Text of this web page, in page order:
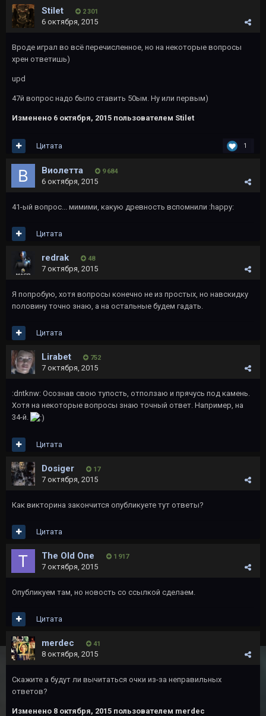
Stilet 2 301
6 октября, 2015
Вроде играл во всё перечисленное, но на некоторые вопросы
хрен ответишь)
upd
47й вопрос надо было ставить 50ым. Ну или первым)
Изменено 6 октября, 2015 пользователем Stilet
1
Цитата
Виолетта 9 684
6 октября, 2015
41-ый вопрос... мимими, какую древность вспомнили :happy:
Цитата
redrak 48
7 октября, 2015
Я попробую, хотя вопросы конечно не из простых, но навскидку
половину точно знаю, а на остальные будем гадать.
Цитата
Lirabet 752
7 октября, 2015
:dntknw: Осознав свою тупость, отползаю и прячусь под камень.
Хотя на некоторые вопросы знаю точный ответ. Например, на
34-й.
Цитата
Dosiger 17
7 октября, 2015
Как викторина закончится опубликуете тут ответы?
Цитата
The Old One 1 917
7 октября, 2015
Опубликуем там, но новость со ссылкой сделаем.
Цитата
merdec 41
8 октября, 2015
Скажите а будут ли вычитаться очки из-за неправильных
ответов?
Изменено 8 октября, 2015 пользователем merdec